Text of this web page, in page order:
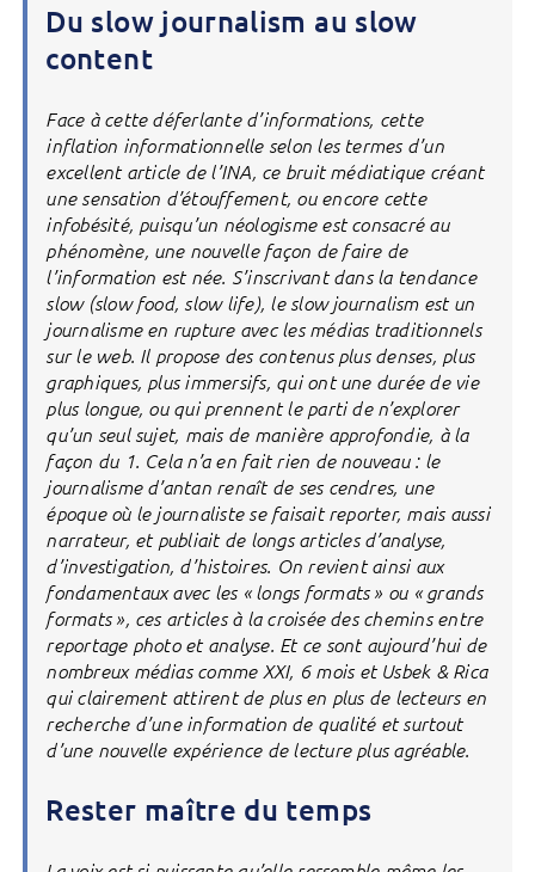
Du slow journalism au slow
content
Face à cette déferlante d’informations, cette
inflation informationnelle selon les termes d’un
excellent article de l’INA, ce bruit médiatique créant
une sensation d’étouffement, ou encore cette
infobésité, puisqu’un néologisme est consacré au
phénomène, une nouvelle façon de faire de
l’information est née. S’inscrivant dans la tendance
slow (slow food, slow life), le slow journalism est un
journalisme en rupture avec les médias traditionnels
sur le web. Il propose des contenus plus denses, plus
graphiques, plus immersifs, qui ont une durée de vie
plus longue, ou qui prennent le parti de n’explorer
qu’un seul sujet, mais de manière approfondie, à la
façon du 1. Cela n’a en fait rien de nouveau : le
journalisme d’antan renaît de ses cendres, une
époque où le journaliste se faisait reporter, mais aussi
narrateur, et publiait de longs articles d’analyse,
d’investigation, d’histoires. On revient ainsi aux
fondamentaux avec les « longs formats » ou « grands
formats », ces articles à la croisée des chemins entre
reportage photo et analyse. Et ce sont aujourd’hui de
nombreux médias comme XXI, 6 mois et Usbek & Rica
qui clairement attirent de plus en plus de lecteurs en
recherche d’une information de qualité et surtout
d’une nouvelle expérience de lecture plus agréable.
Rester maître du temps